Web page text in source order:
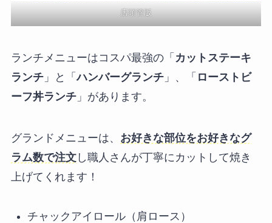
店頭管版
ランチメニューはコスパ最強の「 カットステーキ
ランチ」と「ハンバーグランチ」、「 ローストビ
ーフ丼ランチ」があります。
グランドメニューは、 お好きな部位をお好きなグ
ラム数で注文し職人さんが丁寧にカットして焼き
上げてくれます！
チャックアイロール（肩ロース）